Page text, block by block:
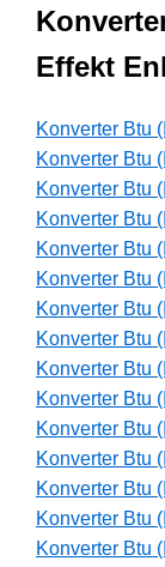
Effekt
Konverter Btu
Konverter Btu
Konverter Btu
Konverter Btu
Konverter Btu
Konverter Btu
Konverter Btu
Konverter Btu
Konverter Btu
Konverter Btu
Konverter Btu
Konverter Btu
Konverter Btu
Konverter Btu
Konverter Btu